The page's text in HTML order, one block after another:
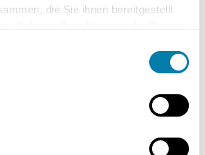
die Sie ihnen bereitgestellt
kann die Eigenmontage eine
möglicherweise auch Garantieleistungen
bei Rolladen